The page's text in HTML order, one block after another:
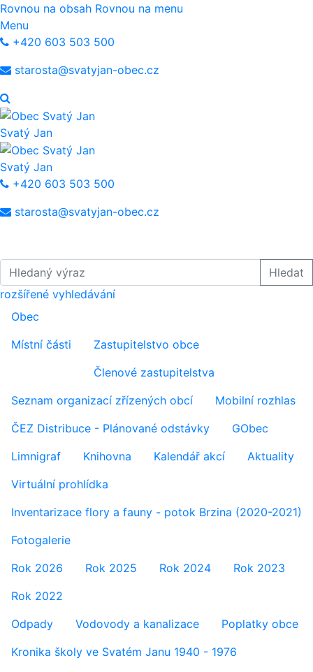
Rovnou na obsah Rovnou na menu
Menu
+420 603 503 500
starosta@svatyjan-obec.cz
Svatý Jan
Svatý Jan
+420 603 503 500
starosta@svatyjan-obec.cz
Hledaný výraz
Hledat
rozšířené vyhledávání
Obec
Místní části
Zastupitelstvo obce
Členové zastupitelstva
Seznam organizací zřízených obcí
Mobilní rozhlas
ČEZ Distribuce - Plánované odstávky
GObec
Limnigraf
Knihovna Kalendář akcí
Aktuality
Virtuální prohlídka
Inventarizace flory a fauny - potok Brzina (2020-2021)
Fotogalerie
Rok 2026
Rok 2025 Rok 2024
Rok 2023
Rok 2022
Odpady
Vodovody a kanalizace
Poplatky obce
Kronika školy ve Svatém Janu 1940 - 1976